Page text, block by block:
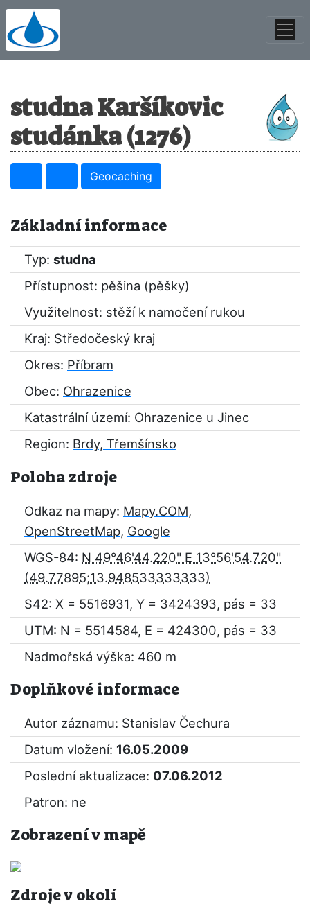
studna Karšíkovic
studánka (1276)
Geocaching
Základní informace
Typ: studna
Přístupnost: pěšina (pěšky)
Využitelnost: stěží k namočení rukou
Kraj: Středočeský kraj
Okres: Příbram
Obec: Ohrazenice
Katastrální území: Ohrazenice u Jinec
Region: Brdy, Třemšínsko
Poloha zdroje
Odkaz na mapy: Mapy.COM,
OpenStreetMap, Google
WGS-84: N 49°46'44.220" E 13°56'54.720"
S42: X = 5516931, Y = 3424393, pás = 33
UTM: N = 5514584, E = 424300, pás = 33
Nadmořská výška: 460 m
Doplňkové informace
Autor záznamu: Stanislav Čechura
Datum vložení: 16.05.2009
Poslední aktualizace: 07.06.2012
Patron: ne
Zobrazení v mapě
Zdroje v okolí